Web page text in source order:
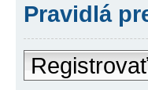
Pravidlá
Registrovať